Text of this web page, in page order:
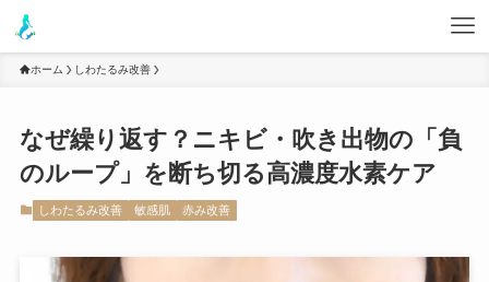
ホーム しわたるみ改善
なぜ繰り返す？ニキビ・吹き出物の「負
のループ」を断ち切る高濃度水素ケア
しわたるみ改善 敏感肌 赤み改善